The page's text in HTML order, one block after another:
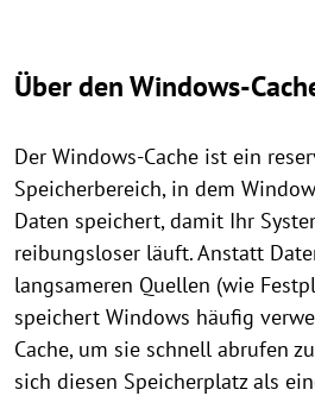
Über den Windows-
Der Windows-Cache ist ein
Speicherbereich, in dem
Daten speichert, damit Ihr
reibungsloser läuft. Anstatt
langsameren Quellen (wie
speichert Windows häufig
Cache, um sie schnell abrufen
sich diesen Speicherplatz als